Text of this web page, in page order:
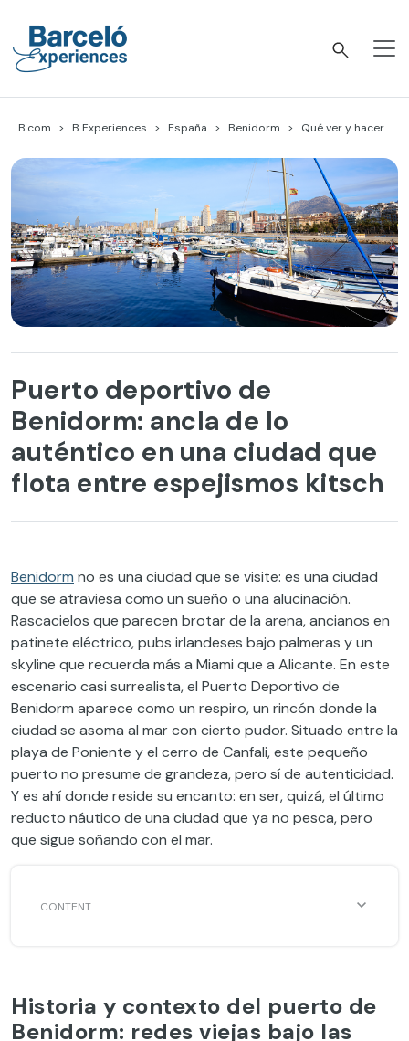
content
B.com B Experiences España Benidorm Qué ver y hacer
Puerto deportivo de
Benidorm: ancla de lo
auténtico en una ciudad que
flota entre espejismos kitsch
Benidorm no es una ciudad que se visite: es una ciudad
que se atraviesa como un sueño o una alucinación.
Rascacielos que parecen brotar de la arena, ancianos en
patinete eléctrico, pubs irlandeses bajo palmeras y un
skyline que recuerda más a Miami que a Alicante. En este
escenario casi surrealista, el Puerto Deportivo de
Benidorm aparece como un respiro, un rincón donde la
ciudad se asoma al mar con cierto pudor. Situado entre la
playa de Poniente y el cerro de Canfali, este pequeño
puerto no presume de grandeza, pero sí de autenticidad.
Y es ahí donde reside su encanto: en ser, quizá, el último
reducto náutico de una ciudad que ya no pesca, pero
que sigue soñando con el mar.
Historia y contexto del puerto de
Benidorm: redes viejas bajo las